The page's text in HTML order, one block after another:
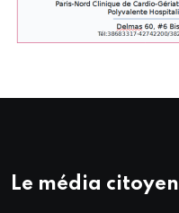
Le média citoyen